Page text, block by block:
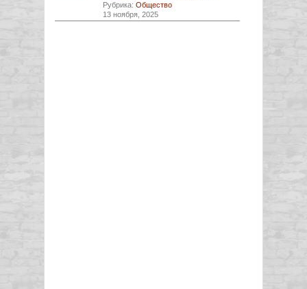
Рубрика: Общество
13 ноября, 2025